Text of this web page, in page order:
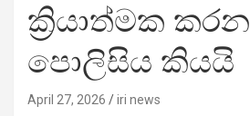
ක්‍රියාත්මක
පොලිසිය කියයි
April 27, 2026 iri news